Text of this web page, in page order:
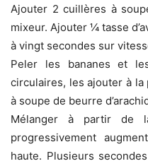
Ajouter 2 cuillères à
mixeur. Ajouter ¼ tasse
à vingt secondes sur
Peler les bananes et
circulaires, les ajouter à
à soupe de beurre
Mélanger à partir de
progressivement
haute. Plusieurs